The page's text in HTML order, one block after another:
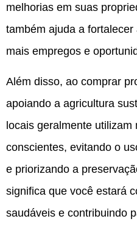
melhorias em suas
também ajuda a
mais empregos e
Além disso, ao comprar
apoiando a agricultura
locais geralmente
conscientes, evitando o
e priorizando a
significa que você estará
saudáveis e contribuindo